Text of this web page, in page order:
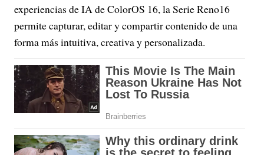
experiencias de IA de ColorOS 16, la Serie Reno16
permite capturar, editar y compartir contenido de una
forma más intuitiva, creativa y personalizada.